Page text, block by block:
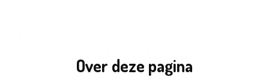
Over deze pagina